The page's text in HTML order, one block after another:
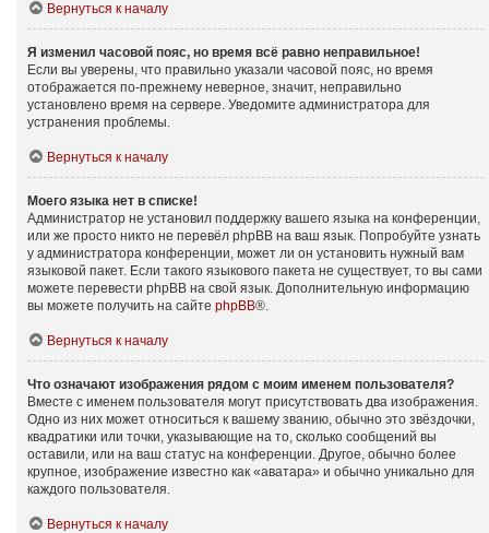
Вернуться к началу
Я изменил часовой пояс, но время всё равно неправильное!
Если вы уверены, что правильно указали часовой пояс, но время
отображается по-прежнему неверное, значит, неправильно
установлено время на сервере. Уведомите администратора для
устранения проблемы.
Вернуться к началу
Моего языка нет в списке!
Администратор не установил поддержку вашего языка на конференции,
или же просто никто не перевёл phpBB на ваш язык. Попробуйте узнать
у администратора конференции, может ли он установить нужный вам
языковой пакет. Если такого языкового пакета не существует, то вы сами
можете перевести phpBB на свой язык. Дополнительную информацию
вы можете получить на сайте phpBB®.
Вернуться к началу
Что означают изображения рядом с моим именем пользователя?
Вместе с именем пользователя могут присутствовать два изображения.
Одно из них может относиться к вашему званию, обычно это звёздочки,
квадратики или точки, указывающие на то, сколько сообщений вы
оставили, или на ваш статус на конференции. Другое, обычно более
крупное, изображение известно как «аватара» и обычно уникально для
каждого пользователя.
Вернуться к началу